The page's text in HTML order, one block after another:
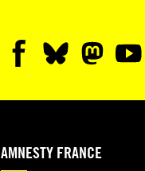
AMNESTY FRANCE